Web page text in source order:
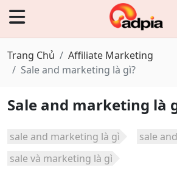
Trang Chủ
Affiliate Marketing
Sale and marketing là gì?
Sale and marketing là
sale and marketing là gì
sale
sale và marketing là gì